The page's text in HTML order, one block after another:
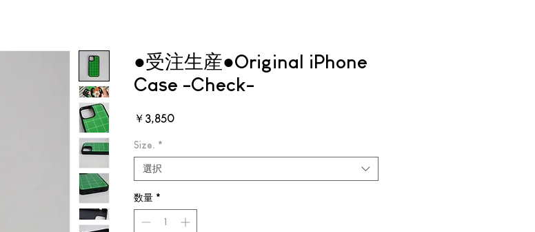
●受注生産●Original iPhone
Case -Check-
￥3,850価
Size. *
選択
数量 *